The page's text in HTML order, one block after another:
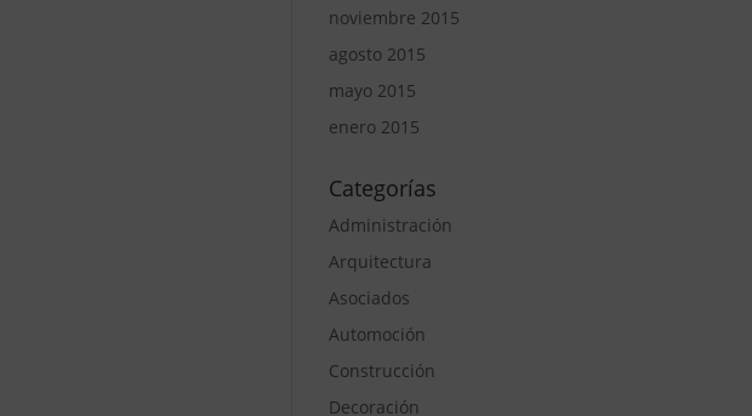
noviembre 2015
agosto 2015
mayo 2015
enero 2015
Categorías
Administración
Arquitectura
Asociados
Automoción
Construcción
Decoración